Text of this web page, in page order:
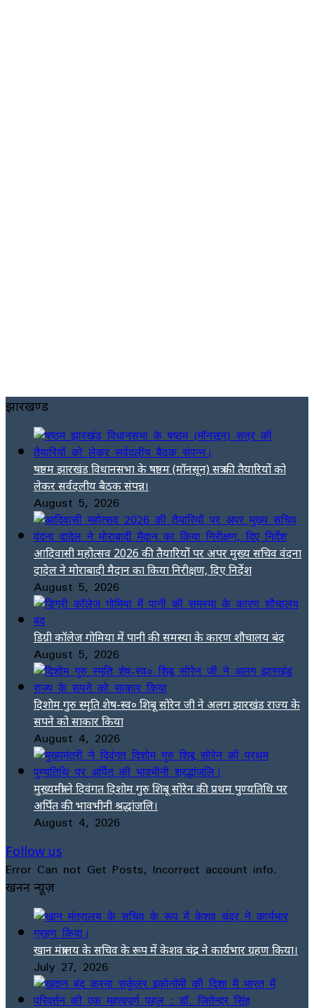
झारखण्ड
षष्ठम झारखंड विधानसभा के षष्ठम (मॉनसून) सत्र की तैयारियों को
लेकर सर्वदलीय बैठक संपन्न।
August 5, 2026
आदिवासी महोत्सव 2026 की तैयारियों पर अपर मुख्य सचिव वंदना
दादेल ने मोराबादी मैदान का किया निरीक्षण, दिए निर्देश
August 5, 2026
डिग्री कॉलेज गोमिया में पानी की समस्या के कारण शौचालय बंद
August 5, 2026
दिशोम गुरु स्मृति शेष-स्व० शिबू सोरेन जी ने अलग झारखंड राज्य के
सपने को साकार किया
August 4, 2026
मुख्यमंत्री ने दिवंगत दिशोम गुरु शिबू सोरेन की प्रथम पुण्यतिथि पर
अर्पित की भावभीनी श्रद्धांजलि।
August 4, 2026
Follow us
Error Can not Get Posts, Incorrect account info.
खनन न्यूज़
खान मंत्रालय के सचिव के रूप में केशव चंद्र ने कार्यभार ग्रहण किया।
July 27, 2026